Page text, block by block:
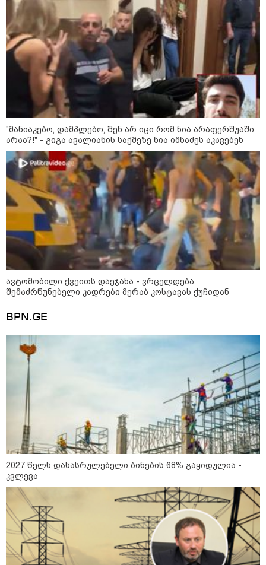
08:51 / 22-07-2026
ზელენსკიმ ფედოროვის
შემდეგ, სირსკიც გაუშვა - ვინ
იქნება უკრაინის შეიარაღებული
ძალების ახალი
მთავარსარდალი?
კატეგორიის ყველა სიახლე
კატეგორიები
აგვისტო
ასტროლოგიური
პროგნოზი
1-დღიანი ტურები თბილისიდან:
სად წავიდეთ დილით და
დავბრუნდეთ საღამოს?
"მანიაკებო, დამპლებო, შენ არ იცი რომ ნია არაფერშუაში
არაა?!" - გიგა ავალიანის საქმეზე ნია იმნაძეს აკავებენ
ავტომობილი ქვეითს დაეჯახა - ვრცელდება
შემაძრწუნებელი კადრები მერაბ კოსტავას ქუჩიდან
BPN.GE
2027 წელს დასასრულებელი ბინების 68% გაყიდულია -
კვლევა